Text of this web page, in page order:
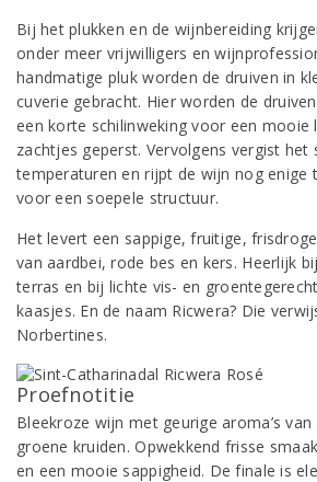
Bij het plukken en de wijnbereiding
onder meer vrijwilligers en
handmatige pluk worden de druiven in
cuverie gebracht. Hier worden de
een korte schilinweking voor een mooie
zachtjes geperst. Vervolgens vergist het
temperaturen en rijpt de wijn nog enige
voor een soepele structuur.
Het levert een sappige, fruitige,
van aardbei, rode bes en kers. Heerlijk
terras en bij lichte vis- en
kaasjes. En de naam Ricwera? Die
Norbertines.
Proefnotitie
Bleekroze wijn met geurige aroma’s
groene kruiden. Opwekkend frisse
en een mooie sappigheid. De finale is